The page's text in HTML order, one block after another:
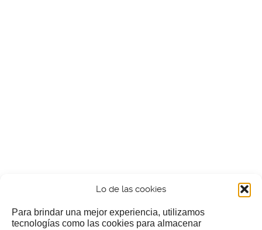
Lo de las cookies
Para brindar una mejor experiencia, utilizamos
tecnologías como las cookies para almacenar